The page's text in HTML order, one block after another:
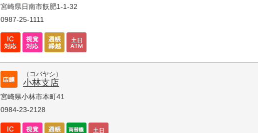
宮崎県日南市飫肥1-1-32
0987-25-1111
（コバヤシ）
小林支店
宮崎県小林市本町41
0984-23-2128